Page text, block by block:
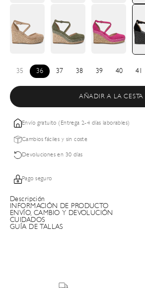
35 36 37 38 39 40 41
AÑADIR A LA CESTA
Envío gratuito (Entrega 2-4 días laborables)
Cambios fáciles y sin coste
Devoluciones en 30 días
Pago seguro
Descripción
INFORMACIÓN DE PRODUCTO
ENVÍO, CAMBIO Y DEVOLUCIÓN
CUIDADOS
GUÍA DE TALLAS